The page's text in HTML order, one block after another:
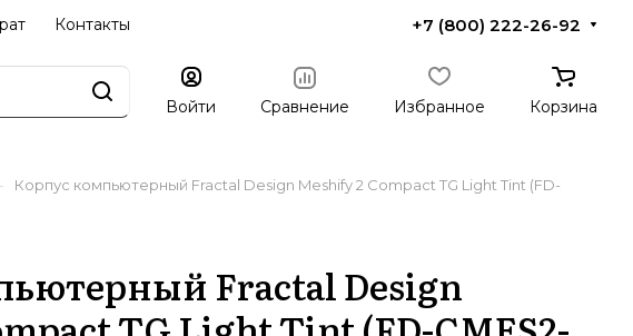
Контакты +7 (800) 222-26-92
Войти Сравнение Избранное Корзина
Корпус компьютерный Fractal Design Meshify 2 Compact TG Light Tint (FD-
Fractal Design